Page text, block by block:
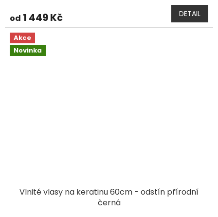
od 1 449 Kč DETAIL
Akce
Novinka
Vlnité vlasy na keratinu 60cm - odstín přírodní
černá